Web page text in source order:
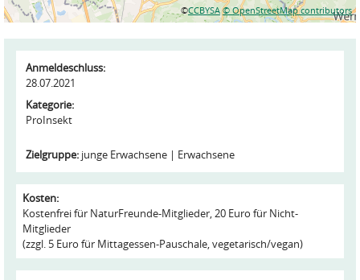
©CCBYSA © OpenStreetMap contributors
Anmeldeschluss:
28.07.2021
Kategorie:
ProInsekt
Zielgruppe: junge Erwachsene Erwachsene
Kosten:
Kostenfrei für NaturFreunde-Mitglieder, 20 Euro für Nicht-
Mitglieder
(zzgl. 5 Euro für Mittagessen-Pauschale, vegetarisch/vegan)